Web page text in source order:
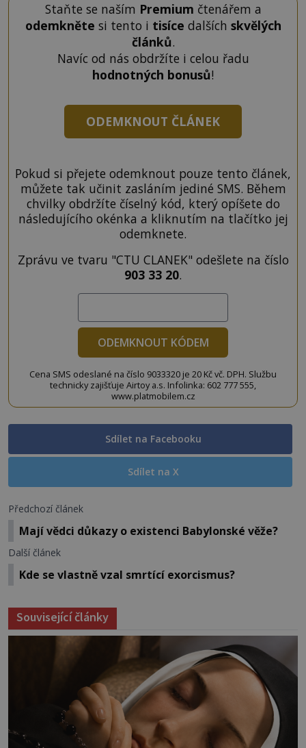
Staňte se naším Premium čtenářem a
odemkněte si tento i tisíce dalších skvělých
článků.
Navíc od nás obdržíte i celou řadu
hodnotných bonusů!
ODEMKNOUT ČLÁNEK
Pokud si přejete odemknout pouze tento článek,
můžete tak učinit zasláním jediné SMS. Během
chvilky obdržíte číselný kód, který opíšete do
následujícího okénka a kliknutím na tlačítko jej
odemknete.
Zprávu ve tvaru "CTU CLANEK" odešlete na číslo
903 33 20.
ODEMKNOUT KÓDEM
Cena SMS odeslané na číslo 9033320 je 20 Kč vč. DPH. Službu
technicky zajišťuje Airtoy a.s. Infolinka: 602 777 555,
www.platmobilem.cz
Sdílet na Facebooku
Sdílet na X
Předchozí článek
Mají vědci důkazy o existenci Babylonské věže?
Další článek
Kde se vlastně vzal smrtící exorcismus?
Související články